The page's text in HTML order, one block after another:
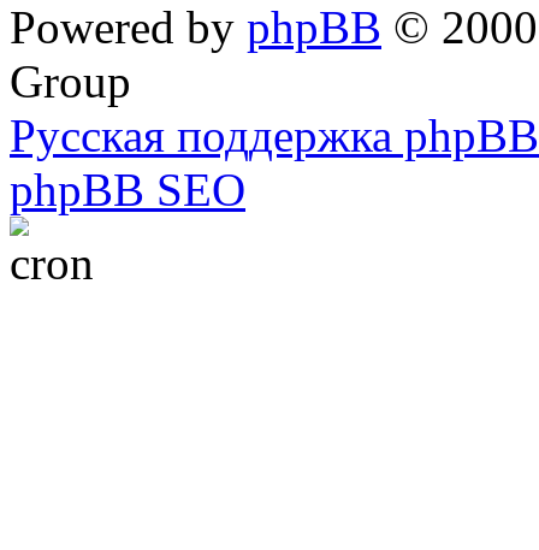
Powered by phpBB ©
Group
Русская поддержка phpBB
phpBB SEO